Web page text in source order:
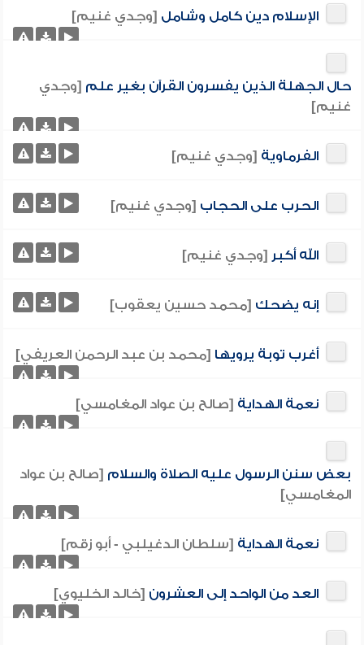
الإسلام دين كامل وشامل [وجدي غنيم]
حال الجهلة الذين يفسرون القرآن بغير علم [وجدي
غنيم]
الفرماوية [وجدي غنيم]
الحرب على الحجاب [وجدي غنيم]
الله أكبر [وجدي غنيم]
إنه يضحك [محمد حسين يعقوب]
أغرب توبة يرويها [محمد بن عبد الرحمن العريفي]
نعمة الهداية [صالح بن عواد المغامسي]
بعض سنن الرسول عليه الصلاة والسلام [صالح بن عواد
المغامسي]
نعمة الهداية [سلطان الدغيلبي - أبو زقم]
العد من الواحد إلى العشرون [خالد الخليوي]